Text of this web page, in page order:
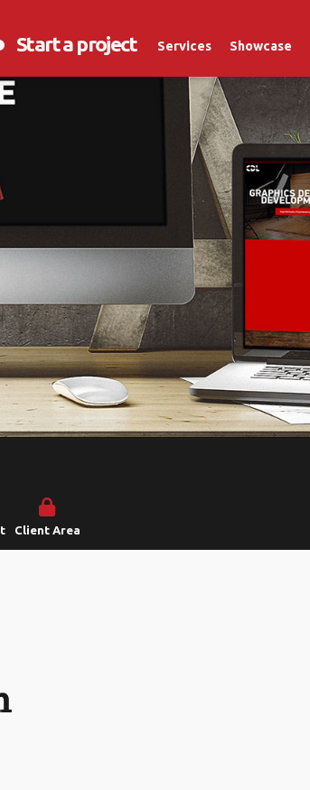
Start a project Services Showcase
Client Area